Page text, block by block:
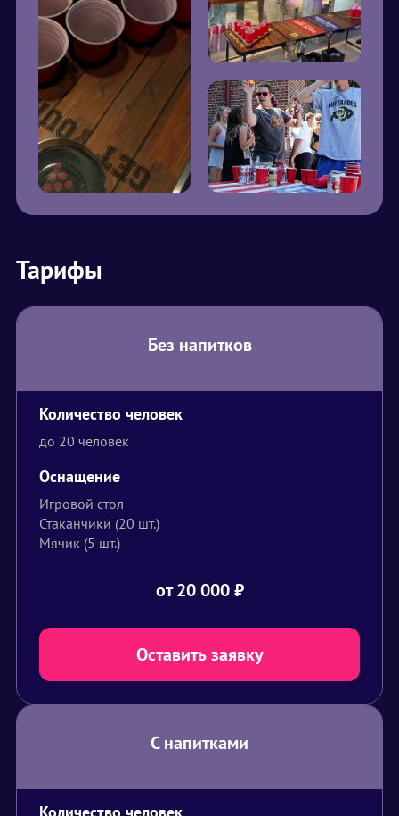
Тарифы
Без напитков
Количество человек
до 20 человек
Оснащение
Игровой стол
Стаканчики (20 шт.)
Мячик (5 шт.)
от 20 000₽
Оставить заявку
С напитками